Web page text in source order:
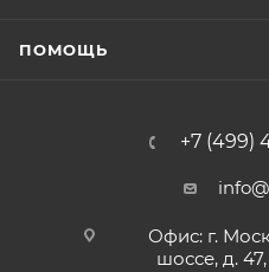
ПОМОЩЬ
+7 (499)
Офис: г.
шоссе, д.